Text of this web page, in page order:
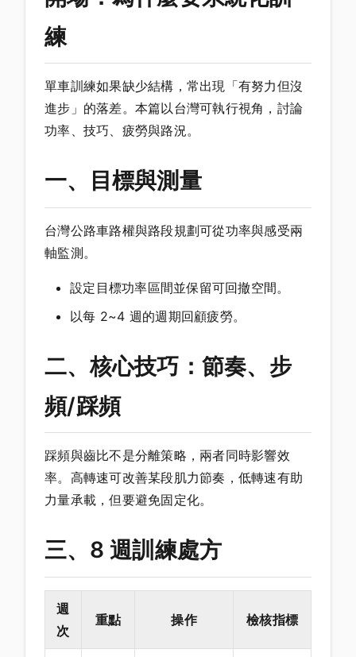
練
單車訓練如果缺少結構，常出現「有努力但沒
進步」的落差。本篇以台灣可執行視角，討論
功率、技巧、疲勞與路況。
一、目標與測量
台灣公路車路權與路段規劃可從功率與感受兩
軸監測。
設定目標功率區間並保留可回撤空間。
以每 2~4 週的週期回顧疲勞。
二、核心技巧：節奏、步
頻/踩頻
踩頻與齒比不是分離策略，兩者同時影響效
率。高轉速可改善某段肌力節奏，低轉速有助
力量承載，但要避免固定化。
三、8 週訓練處方
週
次
重點 操作 檢核指標